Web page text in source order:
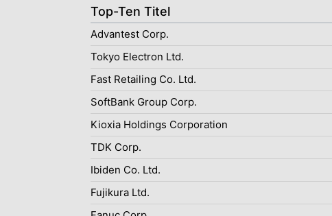
Top-Ten Titel
Advantest Corp.
Tokyo Electron Ltd.
Fast Retailing Co. Ltd.
SoftBank Group Corp.
Kioxia Holdings Corporation
TDK Corp.
Ibiden Co. Ltd.
Fujikura Ltd.